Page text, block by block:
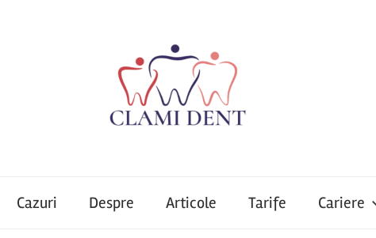
Cazuri Despre Articole Tarife Cariere